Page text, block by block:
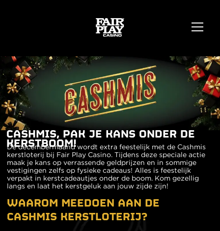
CASHMIS, PAK JE KANS ONDER DE
KERSTBOOM!
De decembermaand wordt extra feestelijk met de Cashmis
kerstloterij bij Fair Play Casino. Tijdens deze speciale actie
maak je kans op verrassende geldprijzen en in sommige
vestigingen zelfs op fysieke cadeaus! Alles is feestelijk
verpakt in kerstcadeautjes onder de boom. Kom gezellig
langs en laat het kerstgeluk aan jouw zijde zijn!
WAAROM MEEDOEN AAN DE
CASHMIS KERSTLOTERIJ?